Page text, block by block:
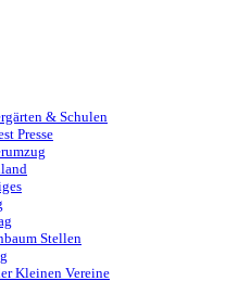
& Schulen
Presse
Stellen
Kleinen Vereine